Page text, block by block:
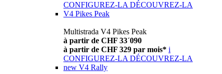
CONFIGUREZ-LA DÉCOUVREZ-LA
V4 Pikes Peak
Multistrada V4 Pikes Peak
à partir de CHF 33´090
à partir de CHF 329 par mois* i
CONFIGUREZ-LA DÉCOUVREZ-LA
new V4 Rally